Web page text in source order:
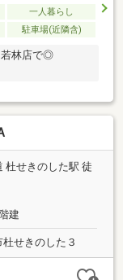
一人暮らし
駐車場(近隣含)
若林店で◎
杜せきのした駅 徒
建
せきのした３